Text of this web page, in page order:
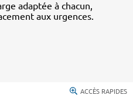
adaptée à chacun,
aux urgences.
ACCÈS RAPIDES